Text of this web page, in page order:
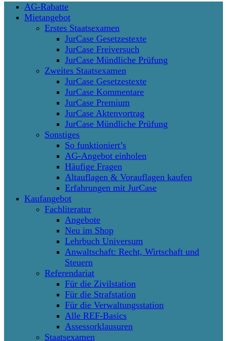
Close
AG-Rabatte
Mietangebot
Erstes Staatsexamen
JurCase Gesetzestexte
JurCase Freiversuch
JurCase Mündliche Prüfung
Zweites Staatsexamen
JurCase Gesetzestexte
JurCase Kommentare
JurCase Premium
JurCase Aktenvortrag
JurCase Mündliche Prüfung
Sonstiges
So funktioniert’s
AG-Angebot einholen
Häufige Fragen
Altauflagen & Vorauflagen kaufen
Erfahrungen mit JurCase
Kaufangebot
Fachliteratur
Angebote
Neu im Shop
Lehrbuch Universum
Anwaltschaft: Recht, Wirtschaft und
Steuern
Referendariat
Für die Zivilstation
Für die Strafstation
Für die Verwaltungsstation
Alle REF-Basics
Assessorklausuren
Staatsexamen